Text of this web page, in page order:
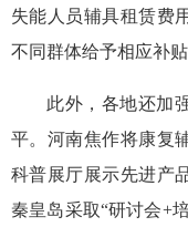
失能人员辅具租赁费
不同群体给予相应补
此外，各地还加
平。河南焦作将康复
科普展厅展示先进产
秦皇岛采取“研讨会+